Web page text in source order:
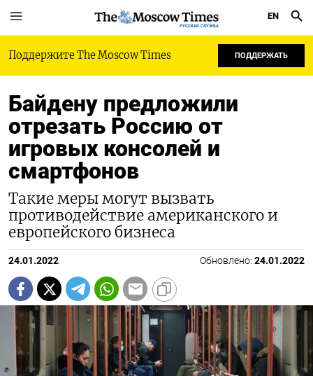
РУССКАЯ СЛУЖБА
EN
Поддержите The Moscow Times ПОДДЕРЖАТЬ
Байдену предложили
отрезать Россию от
игровых консолей и
смартфонов
Такие меры могут вызвать
противодействие американского и
европейского бизнеса
24.01.2022 Обновлено: 24.01.2022